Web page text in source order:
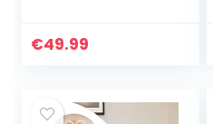
voor Woonkamer
€49.99